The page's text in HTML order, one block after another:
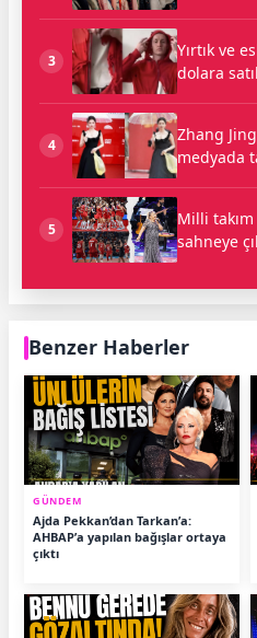
3
Yırtık ve
dolara
4
Zhang
medyada
5
Milli
sahneye
Benzer Haberler
GÜNDEM
Ajda Pekkan’dan Tarkan’a:
AHBAP’a yapılan bağışlar ortaya
çıktı